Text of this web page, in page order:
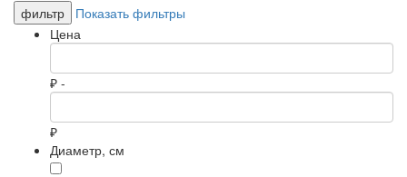
фильтр
Показать фильтры
Цена
₽ -
₽
Диаметр, см